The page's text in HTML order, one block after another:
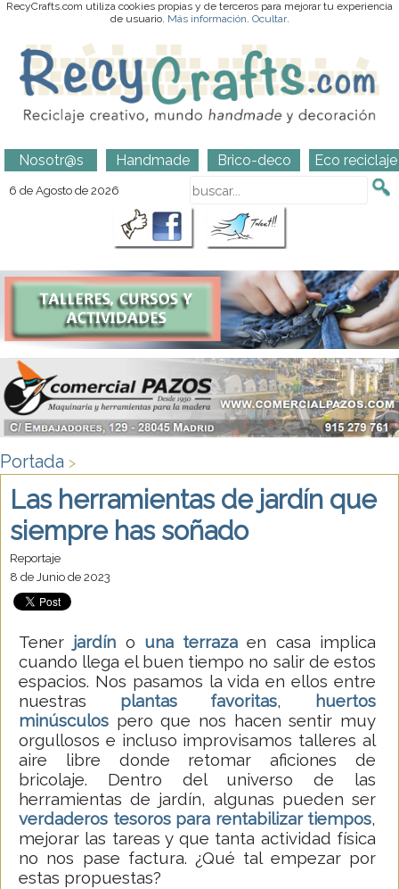
RecyCrafts.com utiliza cookies propias y de terceros para mejorar tu experiencia
de usuario. Más información. Ocultar.
Nosotr@s Handmade Brico-deco Eco reciclaje
6 de Agosto de 2026
Portada >
Las herramientas de jardín que
siempre has soñado
Reportaje
8 de Junio de 2023
Tener jardín o una terraza en casa implica
cuando llega el buen tiempo no salir de estos
espacios. Nos pasamos la vida en ellos entre
nuestras plantas favoritas, huertos
minúsculos pero que nos hacen sentir muy
orgullosos e incluso improvisamos talleres al
aire libre donde retomar aficiones de
bricolaje. Dentro del universo de las
herramientas de jardín, algunas pueden ser
verdaderos tesoros para rentabilizar tiempos,
mejorar las tareas y que tanta actividad física
no nos pase factura. ¿Qué tal empezar por
estas propuestas?